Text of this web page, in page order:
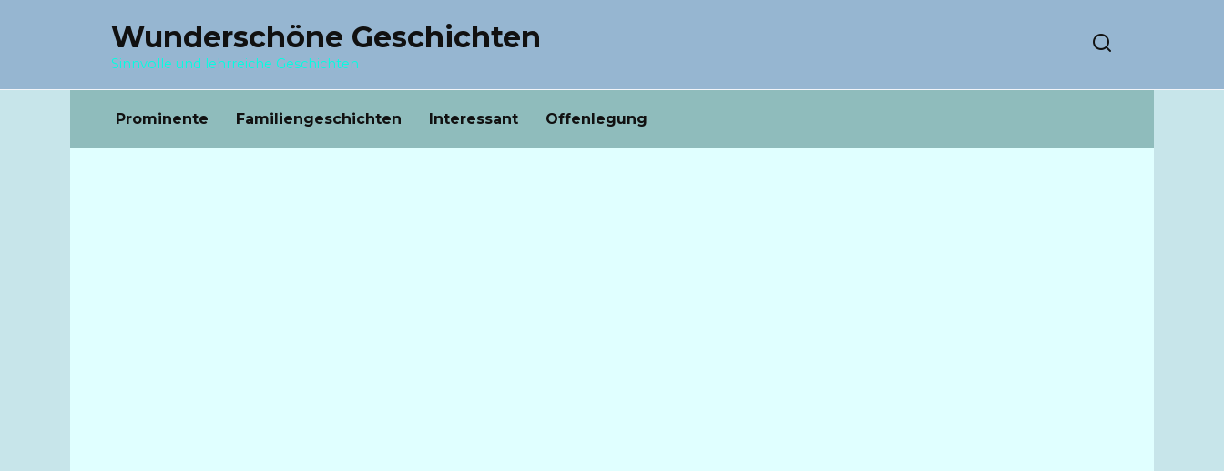
Wunderschöne Geschichten
Sinnvolle und lehrreiche Geschichten
Prominente Familiengeschichten Interessant Offenlegung